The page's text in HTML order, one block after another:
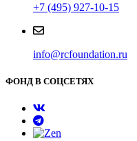
+7 (495) 927-10-15
info@rcfoundation.ru
ФОНД В СОЦСЕТЯХ